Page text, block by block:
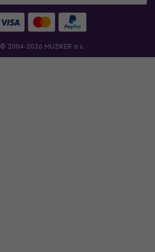
© 2004-2026 MUZIKER a.s.